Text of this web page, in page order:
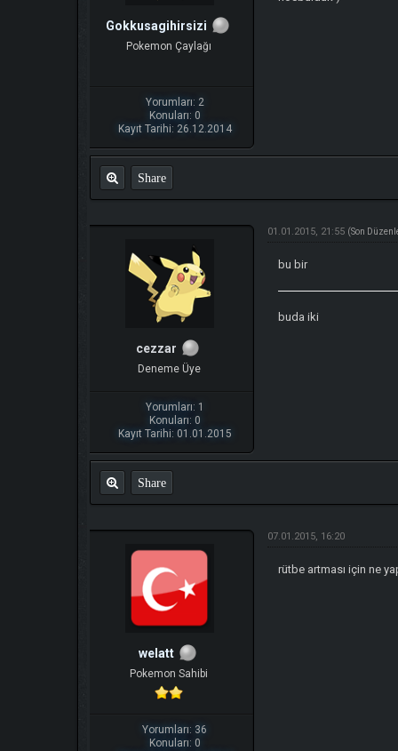
Gokkusagihirsizi
Pokemon Çaylağı
Yorumları: 2
Konuları: 0
Kayıt Tarihi: 26.12.2014
Share
cezzar
Deneme Üye
Yorumları: 1
Konuları: 0
Kayıt Tarihi: 01.01.2015
01.01.2015, 21:55 (Son
bu bir
buda iki
Share
welatt
Pokemon Sahibi
Yorumları: 36
Konuları: 0
07.01.2015, 16:20
rütbe artması için ne